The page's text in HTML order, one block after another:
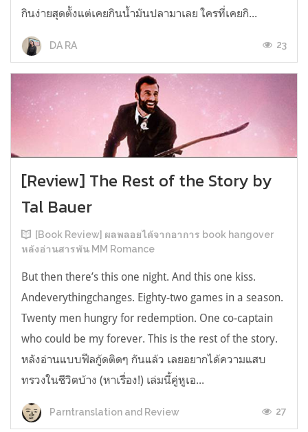
กินง่ายสุดตั้งแต่เคยกินน้ำมันปลามาเลย ใครที่เคยกิ...
DA RA 23
[Review] The Rest of the Story by
Tal Bauer
[Book Review] ผลพลอยได้จากอาการ book hangover
หลังอ่านสารพัน MM Romance
But then there’s this one night. And this one kiss.
Andeverythingchanges. Eighty-two games in a season.
Twenty men hungry for redemption. One co-captain
who could be my forever. This is the rest of the story.
หลังอ่านแบบฟีลกู้ดติดๆ กันแล้ว เลยอยากได้ความแสบ
ทรวงในชีวิตบ้าง (หาเรื่อง!) เล่มนี้คู่หูเอ...
Parntranslation and Review 27